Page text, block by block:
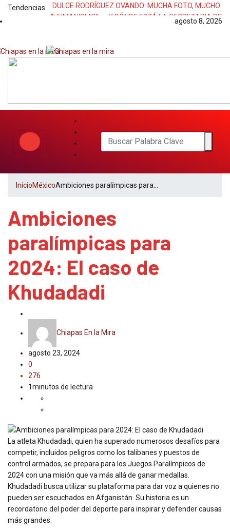
Tendencias
DULCE RODRÍGUEZ OVANDO: MUCHA FOTO, MUCHO
“HUMANISMO”… ¿Y DÓNDE ESTÁ LA SECRETARIA DE
agosto 8, 2026
InicioMéxicoAmbiciones paralímpicas para…
Ambiciones
paralímpicas para
2024: El caso de
Khudadadi
Chiapas En la Mira
agosto 23, 2024
0
276
1minutos de lectura
La atleta Khudadadi, quien ha superado numerosos desafíos para
competir, incluidos peligros como los talibanes y puestos de
control armados, se prepara para los Juegos Paralímpicos de
2024 con una misión que va más allá de ganar medallas.
Khudadadi busca utilizar su plataforma para dar voz a quienes no
pueden ser escuchados en Afganistán. Su historia es un
recordatorio del poder del deporte para inspirar y defender causas
más grandes.